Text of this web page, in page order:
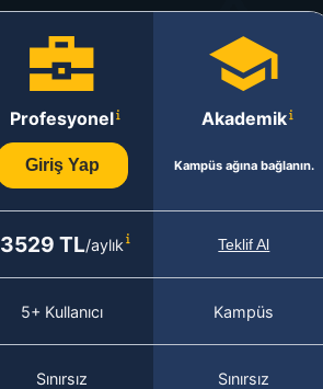
Profesyonel
Giriş Yap
Akademik
Kampüs ağına bağlanın.
3529 TL/aylık Teklif Al
5+ Kullanıcı Kampüs
Sınırsız Sınırsız